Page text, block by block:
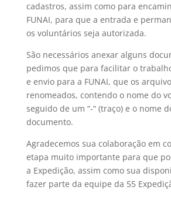
cadastros, assim como para
FUNAI, para que a entrada e
os voluntários seja autorizada.
São necessários anexar alguns
pedimos que para facilitar o
e envio para a FUNAI, que os
renomeados, contendo o nome do
seguido de um “-“ (traço) e o nome
documento.
Agradecemos sua colaboração em
etapa muito importante para que
a Expedição, assim como sua
fazer parte da equipe da 55